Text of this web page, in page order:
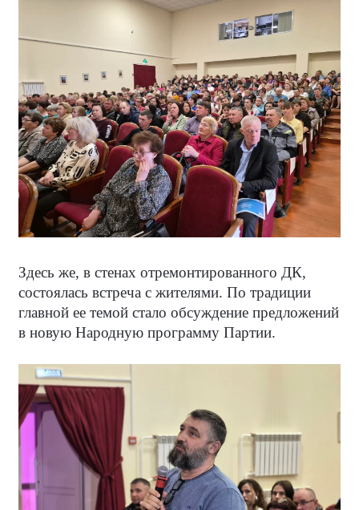
Здесь же, в стенах отремонтированного ДК,
состоялась встреча с жителями. По традиции
главной ее темой стало обсуждение предложений
в новую Народную программу Партии.